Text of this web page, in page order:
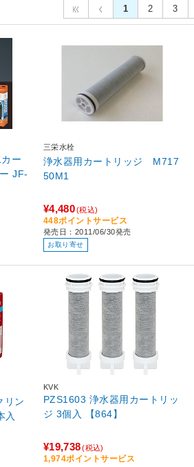
1 2 3
ー
三栄水栓
浄水器用カートリッジ M717
50M1
¥4,480(税込)
448ポイントサービス
発売日：2011/06/30発売
お取り寄せ
リン
入
KVK
PZS1603 浄水器用カートリッ
ジ 3個入 【864】
¥19,738(税込)
1,974ポイントサービス